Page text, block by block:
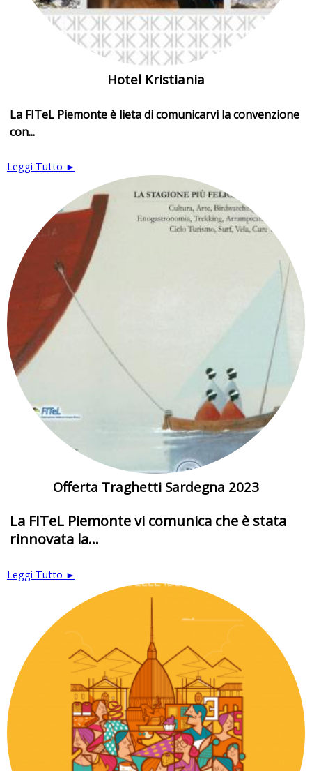
Hotel Kristiania
La FITeL Piemonte è lieta di comunicarvi la convenzione
con...
Leggi Tutto ►
Offerta Traghetti Sardegna 2023
La FITeL Piemonte vi comunica che è stata
rinnovata la...
Leggi Tutto ►